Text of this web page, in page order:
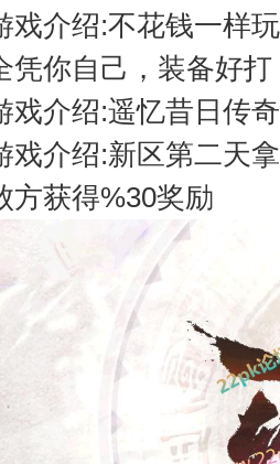
戏介绍:不花钱一样
凭你自己，装备好
戏介绍:遥忆昔日传
戏介绍:新区第二天
方获得%30奖励